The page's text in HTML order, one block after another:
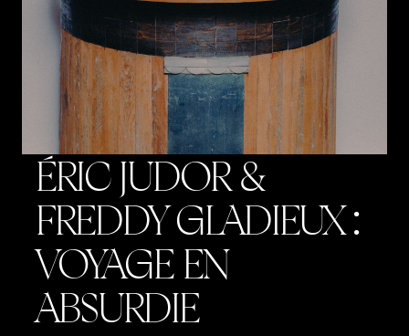
ÉRIC JUDOR &
FREDDY GLADIEUX :
VOYAGE EN
ABSURDIE